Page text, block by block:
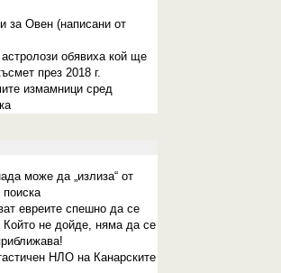
за Овен (написани от
обявиха кой ще
през 2018 г.
измамници сред
може да „излиза“ от
поиска
евреите спешно да се
не дойде, няма да се
НЛО на Канарските